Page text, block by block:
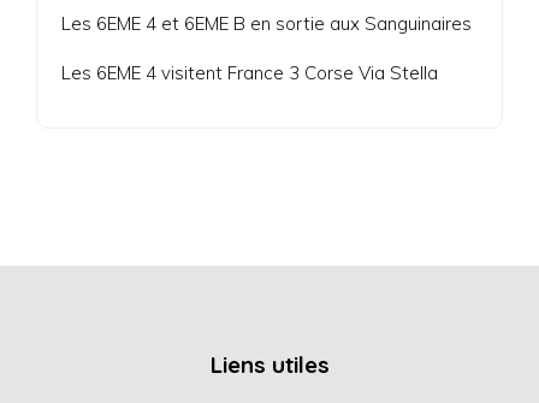
Les 6EME 4 et 6EME B en sortie aux Sanguinaires
Les 6EME 4 visitent France 3 Corse Via Stella
Liens utiles